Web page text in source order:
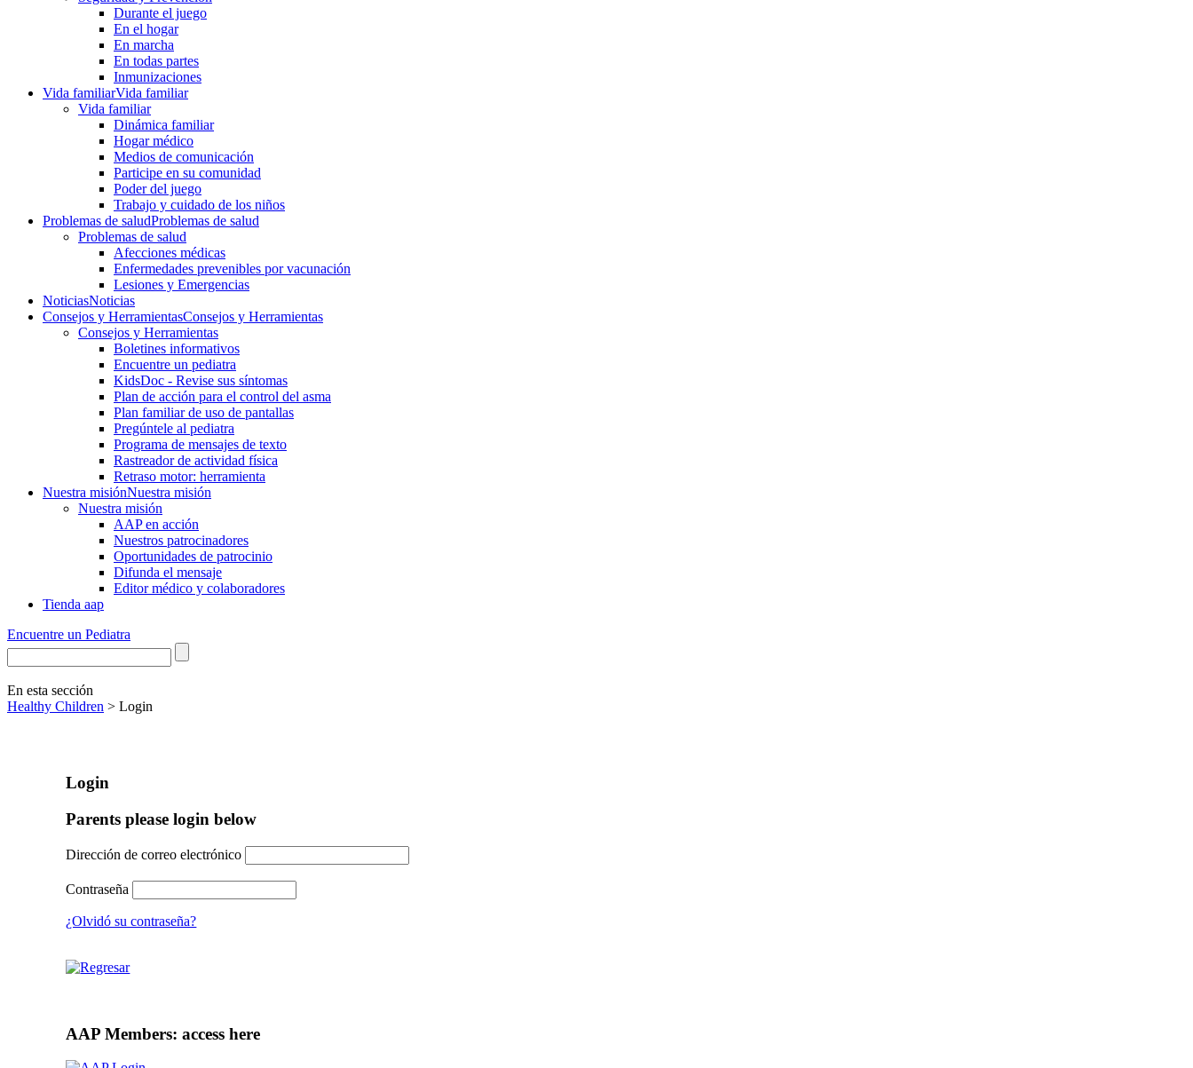
Durante el juego
En el hogar
En marcha
En todas partes
Inmunizaciones
Vida familiarVida familiar
Vida familiar
Dinámica familiar
Hogar médico
Medios de comunicación
Participe en su comunidad
Poder del juego
Trabajo y cuidado de los niños
Problemas de saludProblemas de salud
Problemas de salud
Afecciones médicas
Enfermedades prevenibles por vacunación
Lesiones y Emergencias
NoticiasNoticias
Consejos y HerramientasConsejos y Herramientas
Consejos y Herramientas
Boletines informativos
Encuentre un pediatra
KidsDoc - Revise sus síntomas
Plan de acción para el control del asma
Plan familiar de uso de pantallas
Pregúntele al pediatra
Programa de mensajes de texto
Rastre​​ador de activida​d física
Retraso motor: herramienta
Nuestra misiónNuestra misión
Nuestra misión
AAP en acción
Nuestros patrocinadores
Oportunidades de patrocinio
Difunda el mensaje
Editor médico y colaboradores
Tienda aap
Encuentre un Pediatra
En esta sección
Healthy Children > Login
Login
Parents please login below
Dirección de correo electrónico
Contraseña
¿Olvidó su contraseña?
AAP Members: access here